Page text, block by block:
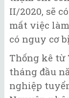
II/2020, sẽ
mất việc
có nguy cơ
Thống kê từ
tháng đầu
nghiệp